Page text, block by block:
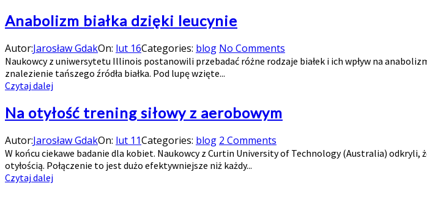
Anabolizm białka dzięki leucynie
Autor:Jarosław GdakOn: lut 16Categories: blog No Comments
Naukowcy z uniwersytetu Illinois postanowili przebadać różne rodzaje białek i ich wpływ na
znalezienie tańszego źródła białka. Pod lupę wzięte...
Czytaj dalej
Na otyłość trening siłowy z aerobowym
Autor:Jarosław GdakOn: lut 11Categories: blog 2 Comments
W końcu ciekawe badanie dla kobiet. Naukowcy z Curtin University of Technology (Australia)
otyłością. Połączenie to jest dużo efektywniejsze niż każdy...
Czytaj dalej